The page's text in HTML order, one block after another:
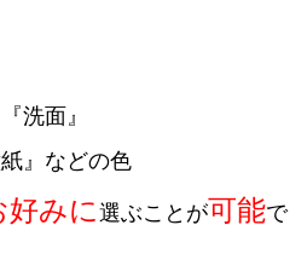
洗面』
』などの色
好みに 選ぶことが可能で